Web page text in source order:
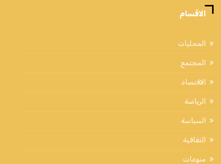
الاقسام
المحليات
المجتمع
الاقتصاد
الرياضة
السياسة
الثقافية
منوعات